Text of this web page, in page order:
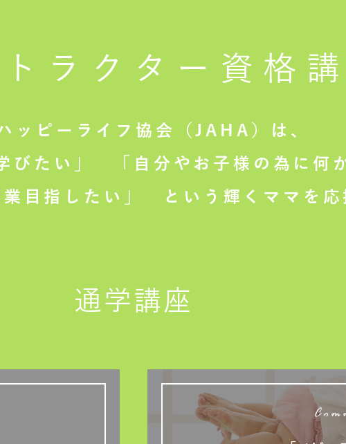
ラクター 資格
ッピーライフ協会（JAHA）は、
びたい」
「自分やお子様の為に何
目指したい」
という輝くママを応
通学講座